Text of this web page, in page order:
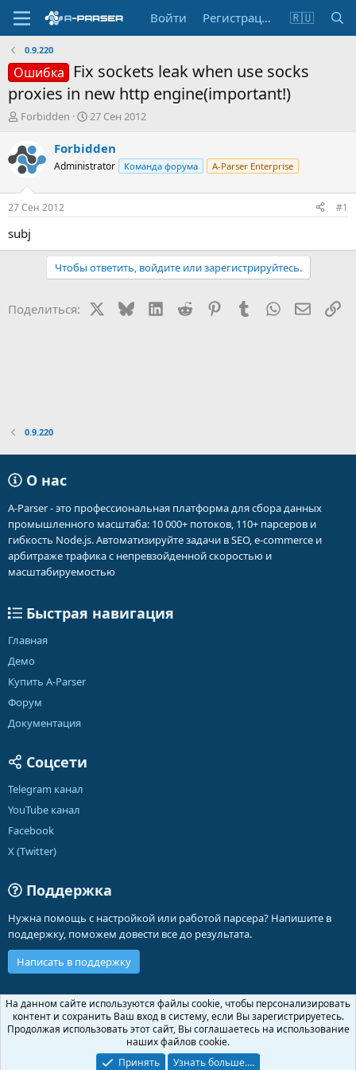
Войти Регистрация 🇷🇺
0.9.220
Ошибка
Fix sockets leak when use socks
proxies in new http engine(important!)
А
т
о
р
т
е
м
ы
Forbidden
Д
т
н
а
27 Сен 2012
Forbidden
Administrator Команда форума A-Parser Enterprise
27 Сен 2012 #1
subj
Чтобы ответить, войдите или зарегистрируйтесь.
Поделиться: BlueskyLinkedIn
Reddit PinterestTumblr WhatsApp
0.9.220
О нас
A-Parser - это профессиональная платформа для сбора данных
промышленного масштаба: 10 000+ потоков, 110+ парсеров и
гибкость Node.js. Автоматизируйте задачи в SEO, e-commerce и
арбитраже трафика с непревзойденной скоростью и
масштабируемостью
Быстрая навигация
Главная
Демо
Купить A-Parser
Форум
Документация
Соцсети
Telegram канал
YouTube канал
Facebook
X (Twitter)
Поддержка
Нужна помощь с настройкой или работой парсера? Напишите в
поддержку, поможем довести все до результата.
Написать в поддержку
Russian (RU)
Обратная связь
Условия и правила
Политика конфиденциальности
Помощь
Community platform by XenForo ® © 2010-2026 XenForo Ltd.
На данном сайте используются файлы cookie, чтобы персонализировать
контент и сохранить Ваш вход в систему, если Вы зарегистрируетесь.
Продолжая использовать этот сайт, Вы соглашаетесь на использование
наших файлов cookie.
Принять
Узнать больше.…